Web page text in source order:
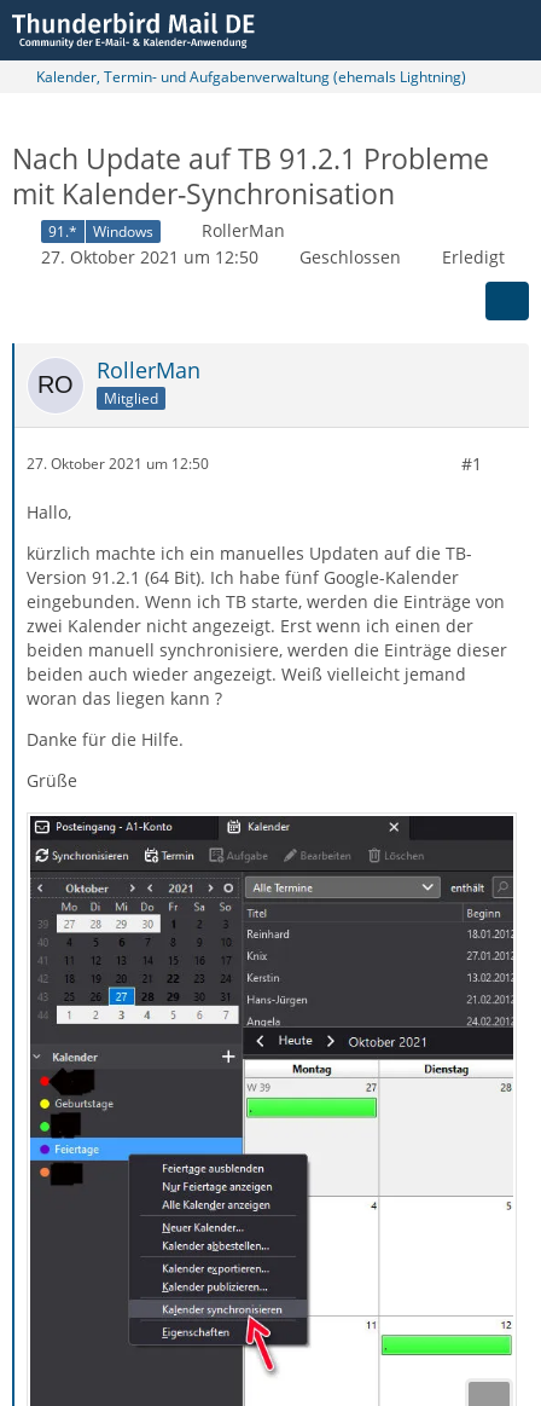
Kalender, Termin- und Aufgabenverwaltung (ehemals Lightning)
Nach Update auf TB 91.2.1 Probleme
mit Kalender-Synchronisation
91.* Windows
RollerMan
27. Oktober 2021 um 12:50
Geschlossen Erledigt
RollerMan
Mitglied
27. Oktober 2021 um 12:50 #1
Hallo,
kürzlich machte ich ein manuelles Updaten auf die TB-
Version 91.2.1 (64 Bit). Ich habe fünf Google-Kalender
eingebunden. Wenn ich TB starte, werden die Einträge von
zwei Kalender nicht angezeigt. Erst wenn ich einen der
beiden manuell synchronisiere, werden die Einträge dieser
beiden auch wieder angezeigt. Weiß vielleicht jemand
woran das liegen kann ?
Danke für die Hilfe.
Grüße